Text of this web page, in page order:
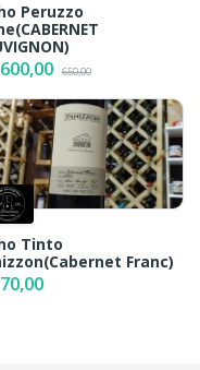
Peruzzo
650,00
Tinto
Franc)